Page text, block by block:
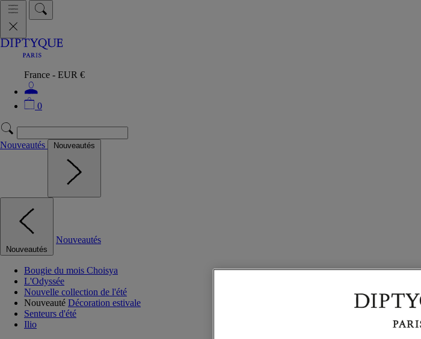
France - EUR €
0
Nouveautés Nouveautés
Nouveautés
Nouveautés
Bougie du mois Choisya
L'Odyssée
Nouvelle collection de l'été
Nouveauté Décoration estivale
Senteurs d'été
Ilio